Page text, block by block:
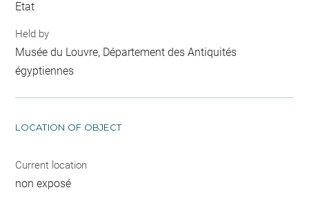
Etat
Held by
Musée du Louvre, Département des Antiquités
égyptiennes
LOCATION OF OBJECT
Current location
non exposé